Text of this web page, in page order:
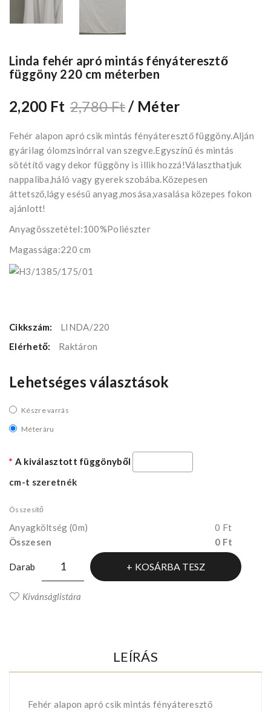
Linda fehér apró mintás fényáteresztő
függöny 220 cm méterben
2,200 Ft 2,780 Ft/ Méter
Fehér alapon apró csik mintás fényáteresztő függöny.Alján
gyárilag ólomzsinórral van szegve.Egyszínű és mintás
sötétítő vagy dekor függöny is illik hozzá!Választhatjuk
nappaliba,háló vagy gyerek szobába.Közepesen
áttetsző,lágy esésű anyag,mosása,vasalása közepes fokon
ajánlott!
Anyagösszetétel:100%Poliészter
Magassága:220 cm
Cikkszám:
LINDA/220
Elérhető:
Raktáron
Lehetséges választások
Készre varrás
Méteráru
A kiválasztott függönyből
cm-t szeretnék
Összesítő
Anyagköltség (0m)
0 Ft
Összesen
0 Ft
Darab KOSÁRBA TESZ
Kívánságlistára
LEÍRÁS
Fehér alapon apró csik mintás fényáteresztő